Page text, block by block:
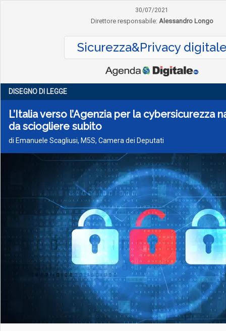
30/07/2021
Direttore responsabile: Alessandro Longo
Sicurezza&Privacy
DISEGNO DI LEGGE
L’Italia verso l’Agenzia per la cybersicurezza
da sciogliere subito
di Emanuele Scagliusi, M5S, Camera dei Deputati